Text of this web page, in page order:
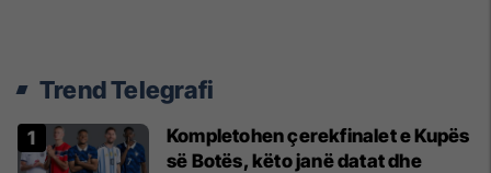
Trend Telegrafi
Kompletohen çerekfinalet e Kupës
së Botës, këto janë datat dhe